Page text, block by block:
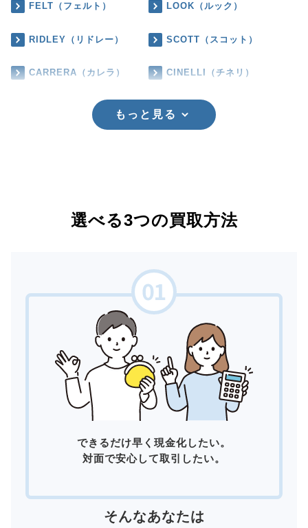
FELT（フェルト） LOOK（ルック）
RIDLEY（リドレー） SCOTT（スコット）
CARRERA（カレラ） CINELLI（チネリ）
もっと見る
選べる3つの買取方法
できるだけ早く現金化したい。
対面で安心して取引したい。
そんなあなたは